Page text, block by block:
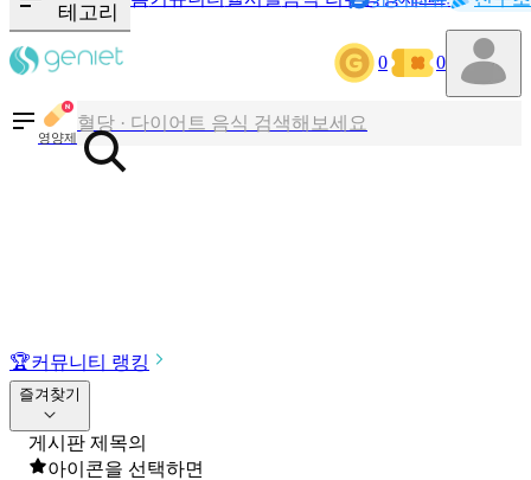
테고리
0 0
영양제
칼로리와 영양성분을 검색해보세요
혈당 · 다이어트 음식 검색해보세요
음식 · 영양제 리뷰를 찾아보세요
🏆커뮤니티 랭킹
즐겨찾기
게시판 제목의
아이콘을 선택하면